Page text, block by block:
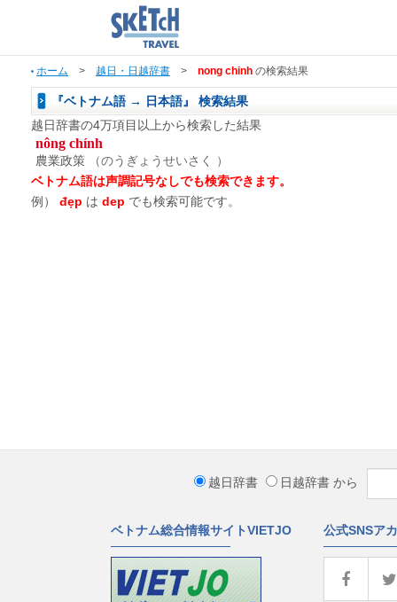
ホーム > 越日・日越辞書 > nong chinh の検索結果
『ベトナム語 → 日本語』 検索結果
越日辞書の4万項目以上から検索した結果
nông chính
農業政策 （のうぎょうせいさく ）
ベトナム語は声調記号なしでも検索できます。
例）
đẹp は dep でも検索可能です。
越日辞書 日越辞書 から
ベトナム総合情報サイトVIETJO 公式SNSア